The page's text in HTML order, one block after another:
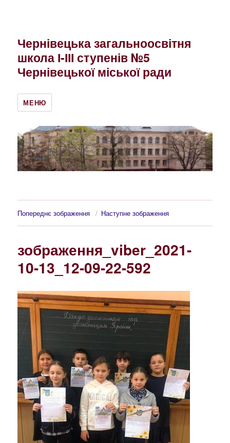
Чернівецька загальноосвітня
школа І-ІІІ ступенів №5
Чернівецької міської ради
МЕНЮ
Попереднє зображення Наступне зображення
зображення_viber_2021-
10-13_12-09-22-592